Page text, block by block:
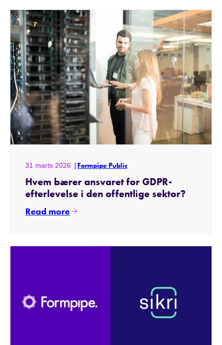
31 marts 2026 Formpipe Public
Hvem bærer ansvaret for GDPR-
efterlevelse i den offentlige sektor?
Read more